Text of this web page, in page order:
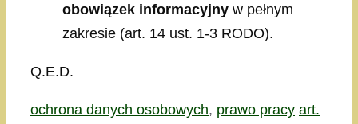
obowiązek informacyjny w pełnym
zakresie (art. 14 ust. 1-3 RODO).
Q.E.D.
Kategorie
ochrona danych osobowych, prawo pracy Tagi
art.